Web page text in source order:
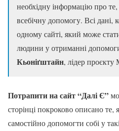
необхідну інформацію про
всебічну допомогу. Всі дані,
одному сайті, який може
людини у отриманні
Кьоніґштайн, лідер проєкту
Потрапити на сайт “Далі Є”
сторінці покроково описано
самостійно допомогти собі у